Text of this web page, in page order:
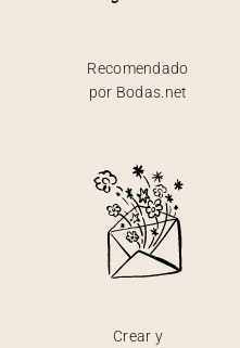
Recomendado
por Bodas.net
Crear y